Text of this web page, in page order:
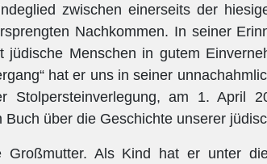
zwischen einerseits der
Nachkommen. In seiner
Menschen in gutem
hat er uns in seiner
Stolpersteinverlegung, am 1. April
über die Geschichte unserer
Großmutter. Als Kind hat er unter